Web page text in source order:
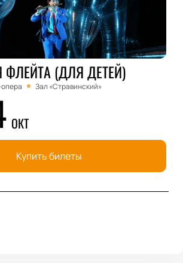
(ДЛЯ ДЕТЕЙ)
Зал «Стравинский»
ОКТ
Купить билеты